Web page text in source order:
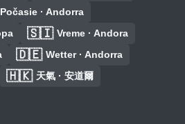
Počasie · Andorra
🇸🇮 Vreme · Andora
🇩🇪 Wetter · Andorra
🇭🇰 天氣 · 安道爾